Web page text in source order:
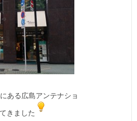
ある広島アンテナショ
きました